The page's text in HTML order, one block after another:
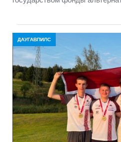
ДАУГАВПИЛС